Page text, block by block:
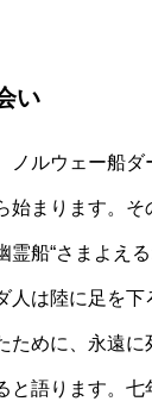
い
ノルウェー船ダ
始まります。そ
霊船“さまよえ
人は陸に足を下
ために、永遠に
と語ります。七